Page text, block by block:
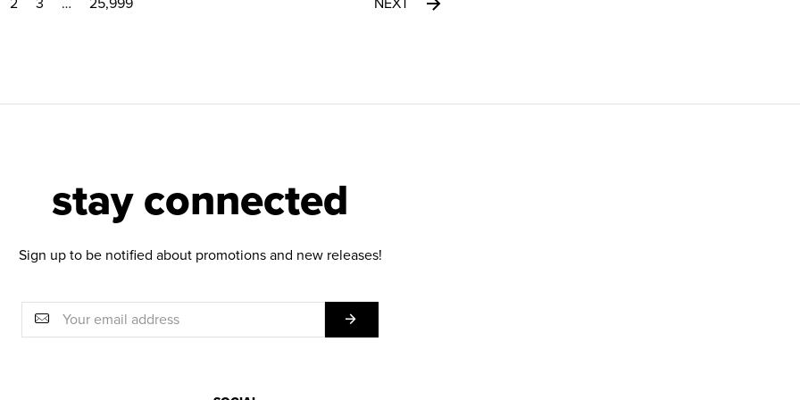
stay connected
Sign up to be notified about promotions and new releases!